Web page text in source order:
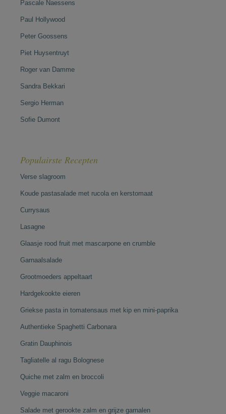
Pascale Naessens
Paul Hollywood
Peter Goossens
Piet Huysentruyt
Roger van Damme
Sandra Bekkari
Sergio Herman
Sofie Dumont
Populairste Recepten
Verse slagroom
Koude pastasalade met rucola en kerstomaat
Currysaus
Lasagne
Glaasje rood fruit met mascarpone en crumble
Garnaalsalade
Grootmoeders appeltaart
Hardgekookte eieren
Griekse pasta in tomatensaus met kip en mini-paprika
Authentieke Spaghetti Carbonara
Gratin Dauphinois
Tagliatelle al ragu Bolognese
Quiche met zalm en broccoli
Veggie macaroni
Salade met gerookte zalm en grijze garnalen